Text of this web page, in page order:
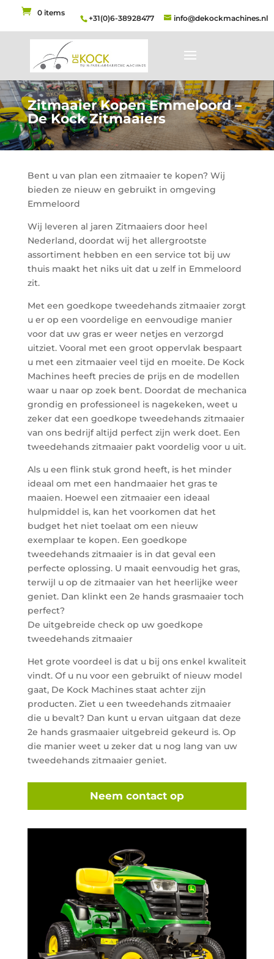
+31(0)6-38928477 info@dekockmachines.nl
0 items
Zitmaaier Kopen Emmeloord –
De Kock Zitmaaiers
Bent u van plan een zitmaaier te kopen? Wij
bieden ze nieuw en gebruikt in omgeving
Emmeloord
Wij leveren al jaren Zitmaaiers door heel
Nederland, doordat wij het allergrootste
assortiment hebben en een service tot bij uw
thuis maakt het niks uit dat u zelf in Emmeloord
zit.
Met een goedkope tweedehands zitmaaier zorgt
u er op een voordelige en eenvoudige manier
voor dat uw gras er weer netjes en verzorgd
uitziet. Vooral met een groot oppervlak bespaart
u met een zitmaaier veel tijd en moeite. De Kock
Machines heeft precies de prijs en de modellen
waar u naar op zoek bent. Doordat de mechanica
grondig en professioneel is nagekeken, weet u
zeker dat een goedkope tweedehands zitmaaier
van ons bedrijf altijd perfect zijn werk doet. Een
tweedehands zitmaaier pakt voordelig voor u uit.
Als u een flink stuk grond heeft, is het minder
ideaal om met een handmaaier het gras te
maaien. Hoewel een zitmaaier een ideaal
hulpmiddel is, kan het voorkomen dat het
budget het niet toelaat om een nieuw
exemplaar te kopen. Een goedkope
tweedehands zitmaaier is in dat geval een
perfecte oplossing. U maait eenvoudig het gras,
terwijl u op de zitmaaier van het heerlijke weer
geniet. Dan klinkt een 2e hands grasmaaier toch
perfect?
De uitgebreide check op uw goedkope
tweedehands zitmaaier
Het grote voordeel is dat u bij ons enkel kwaliteit
vindt. Of u nu voor een gebruikt of nieuw model
gaat, De Kock Machines staat achter zijn
producten. Ziet u een tweedehands zitmaaier
die u bevalt? Dan kunt u ervan uitgaan dat deze
2e hands grasmaaier uitgebreid gekeurd is. Op
die manier weet u zeker dat u nog lang van uw
tweedehands zitmaaier geniet.
Neem contact op